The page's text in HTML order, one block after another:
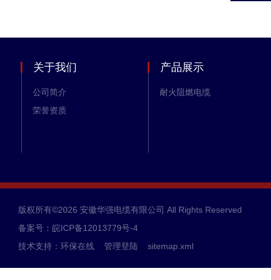
关于我们
公司简介
荣誉资质
产品展示
耐火阻燃电缆
版权所有©2026 安徽华强电缆有限公司 All Rights Reserved
备案号：皖ICP备12013779号-4
技术支持： 环保在线 管理登陆 sitemap.xml